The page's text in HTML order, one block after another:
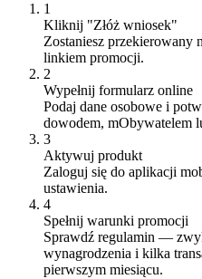
1
Kliknij "Złóż wniosek"
Zostaniesz przekierowany
linkiem promocji.
2
Wypełnij formularz online
Podaj dane osobowe i
dowodem, mObywatelem
3
Aktywuj produkt
Zaloguj się do aplikacji
ustawienia.
4
Spełnij warunki promocji
Sprawdź regulamin —
wynagrodzenia i kilka
pierwszym miesiącu.